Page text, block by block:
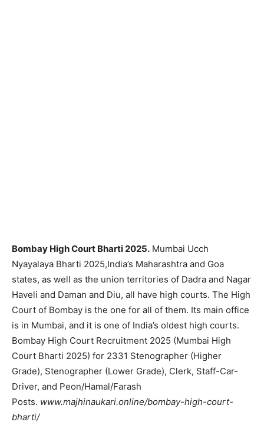
Bombay High Court Bharti 2025. Mumbai Ucch
Nyayalaya Bharti 2025,India’s Maharashtra and Goa
states, as well as the union territories of Dadra and Nagar
Haveli and Daman and Diu, all have high courts. The High
Court of Bombay is the one for all of them. Its main office
is in Mumbai, and it is one of India’s oldest high courts.
Bombay High Court Recruitment 2025 (Mumbai High
Court Bharti 2025) for 2331 Stenographer (Higher
Grade), Stenographer (Lower Grade), Clerk, Staff-Car-
Driver, and Peon/Hamal/Farash
Posts. www.majhinaukari.online/bombay-high-court-
bharti/